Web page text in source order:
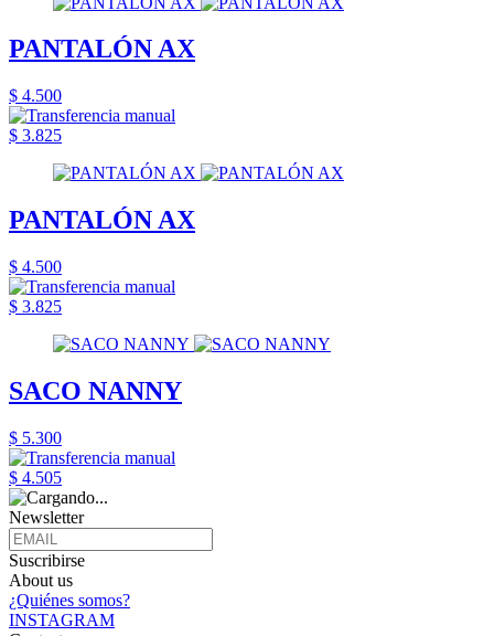
PANTALÓN AX
$ 4.500
$ 3.825
PANTALÓN AX
$ 4.500
$ 3.825
SACO NANNY
$ 5.300
$ 4.505
Newsletter
Suscribirse
About us
¿Quiénes somos?
INSTAGRAM